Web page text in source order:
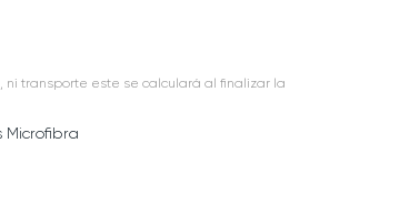
ni transporte este se calculará al finalizar la
Microfibra